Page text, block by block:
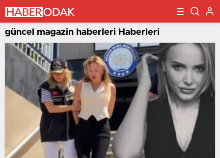
güncel magazin haberleri Haberleri